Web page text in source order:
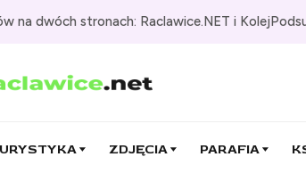
dwóch stronach: Raclawice.NET i
ZDJĘCIA PARAFIA